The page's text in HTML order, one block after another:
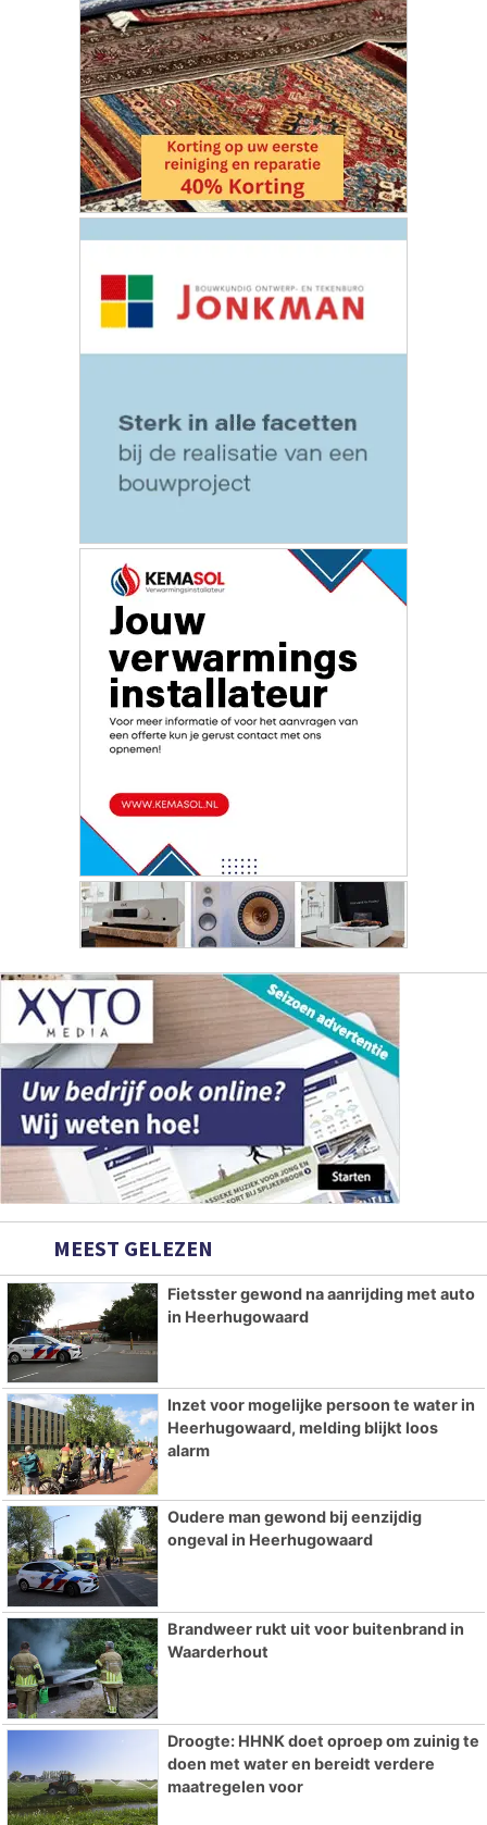
MEEST GELEZEN
Fietsster gewond na aanrijding met auto
in Heerhugowaard
Inzet voor mogelijke persoon te water in
Heerhugowaard, melding blijkt loos
alarm
Oudere man gewond bij eenzijdig
ongeval in Heerhugowaard
Brandweer rukt uit voor buitenbrand in
Waarderhout
Droogte: HHNK doet oproep om zuinig te
doen met water en bereidt verdere
maatregelen voor